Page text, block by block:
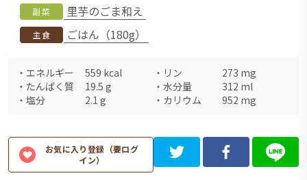
副菜 里芋のごま和え
主食 ごはん（180g）
・ エネルギー 559 kcal ・ リン 273 mg
・ たんぱく質 19.5 g ・ 水分量 312 ml
・ 塩分 2.1 g ・ カリウム 952 mg
お気に入り登録（要ログ
イン）